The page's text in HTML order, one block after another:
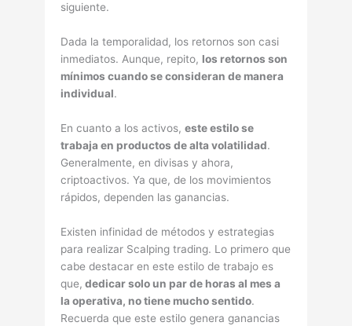
siguiente.
Dada la temporalidad, los retornos son casi
inmediatos. Aunque, repito, los retornos son
mínimos cuando se consideran de manera
individual.
En cuanto a los activos,este estilo se
trabaja en productos de alta volatilidad.
Generalmente, en divisas y ahora,
criptoactivos. Ya que, de los movimientos
rápidos, dependen las ganancias.
Existen infinidad de métodos y estrategias
para realizar Scalping trading. Lo primero que
cabe destacar en este estilo de trabajo es
que, dedicar solo un par de horas al mes a
la operativa, no tiene mucho sentido.
Recuerda que este estilo genera ganancias